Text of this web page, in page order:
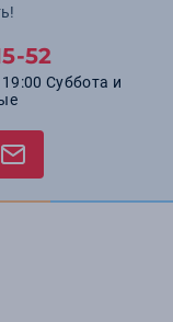
52
Суббота и